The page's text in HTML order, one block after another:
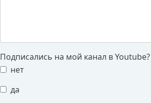
Подписались на мой канал в Youtube?
нет
да